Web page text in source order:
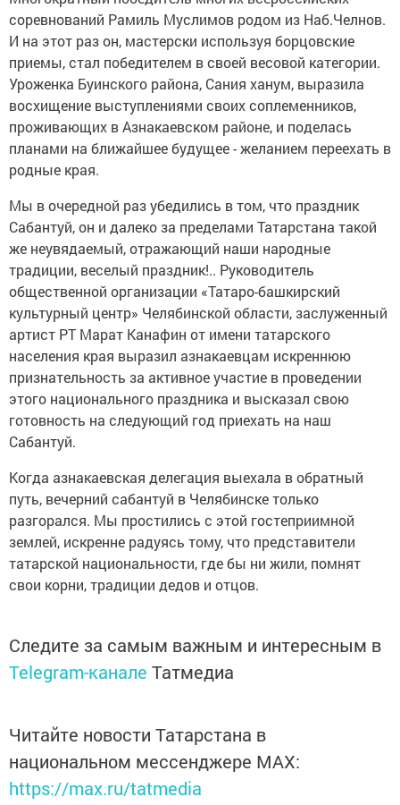
соревнований Рамиль Муслимов родом из Наб.Челнов.
И на этот раз он, мастерски используя борцовские
приемы, стал победителем в своей весовой категории.
Уроженка Буинского района, Сания ханум, выразила
восхищение выступлениями своих соплеменников,
проживающих в Азнакаевском районе, и поделась
планами на ближайшее будущее - желанием переехать в
родные края.
Мы в очередной раз убедились в том, что праздник
Сабантуй, он и далеко за пределами Татарстана такой
же неувядаемый, отражающий наши народные
традиции, веселый праздник!.. Руководитель
общественной организации «Татаро-башкирский
культурный центр» Челябинской области, заслуженный
артист РТ Марат Канафин от имени татарского
населения края выразил азнакаевцам искреннюю
признательность за активное участие в проведении
этого национального праздника и высказал свою
готовность на следующий год приехать на наш
Сабантуй.
Когда азнакаевская делегация выехала в обратный
путь, вечерний сабантуй в Челябинске только
разгорался. Мы простились с этой гостеприимной
землей, искренне радуясь тому, что представители
татарской национальности, где бы ни жили, помнят
свои корни, традиции дедов и отцов.
Следите за самым важным и интересным в
Telegram-канале Татмедиа
Читайте новости Татарстана в
национальном мессенджере MАХ:
https://max.ru/tatmedia